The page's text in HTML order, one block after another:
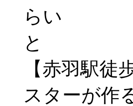
【赤羽駅
スターが作